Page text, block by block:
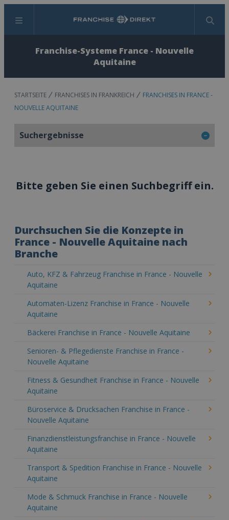
Menü Suchen
Franchise-Systeme France - Nouvelle
Aquitaine
STARTSEITE FRANCHISES IN FRANKREICH
FRANCHISES IN FRANCE -
NOUVELLE AQUITAINE
Suchergebnisse
Bitte geben Sie einen Suchbegriff ein.
Durchsuchen Sie die Konzepte in
France - Nouvelle Aquitaine nach
Branche
Auto, KFZ & Fahrzeug Franchise in France - Nouvelle
Aquitaine
Automaten-Lizenz Franchise in France - Nouvelle
Aquitaine
Bäckerei Franchise in France - Nouvelle Aquitaine
Senioren- & Pflegedienste Franchise in France -
Nouvelle Aquitaine
Fitness & Gesundheit Franchise in France - Nouvelle
Aquitaine
Büroservice & Drucksachen Franchise in France -
Nouvelle Aquitaine
Finanzdienstleistungsfranchise in France - Nouvelle
Aquitaine
Transport & Spedition Franchise in France - Nouvelle
Aquitaine
Mode & Schmuck Franchise in France - Nouvelle
Aquitaine